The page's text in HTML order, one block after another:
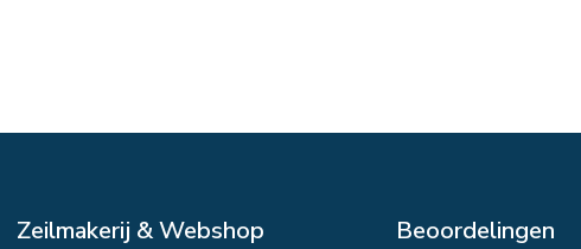
Zeilmakerij & Webshop Beoordelingen